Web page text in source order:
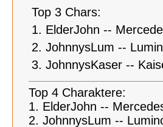
Top 3 Chars:
1. ElderJohn --
2. JohnnysLum --
3. JohnnysKaser --
Top 4 Charaktere:
1. ElderJohn --
2. JohnnysLum --